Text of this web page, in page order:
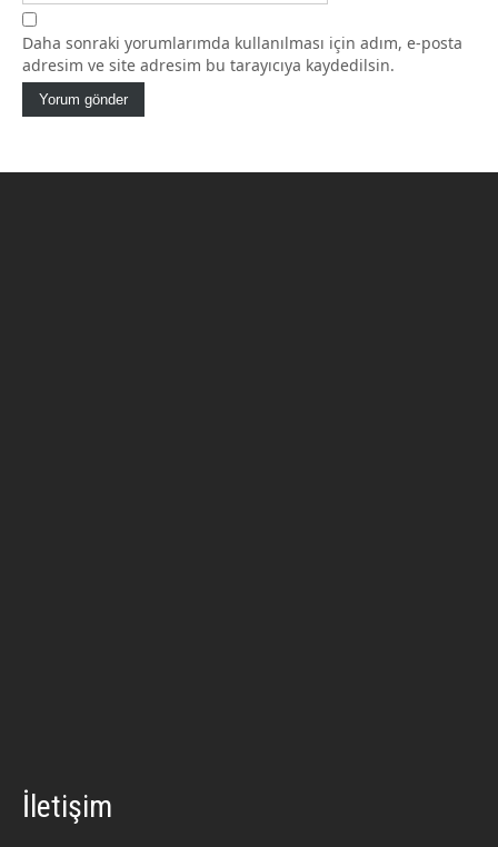
Daha sonraki yorumlarımda kullanılması için adım, e-posta
adresim ve site adresim bu tarayıcıya kaydedilsin.
İletişim